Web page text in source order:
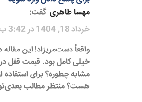
مهسا طاهری گفت:
خرداد 18, 1404 در 3:42 ب.ظ
واقعاً دست‌مریزاد! این مقاله
خیلی کامل بود. قیمت قفل
مشابه چطوره؟ برای استفاده
هست؟ منتظر مطالب